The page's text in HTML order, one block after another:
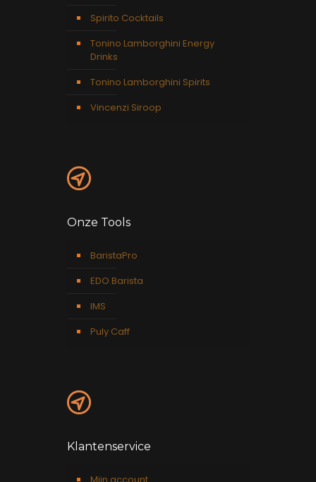
Spirito Cocktails
Tonino Lamborghini Energy
Drinks
Tonino Lamborghini Spirits
Vincenzi Siroop
Onze Tools
BaristaPro
EDO Barista
IMS
Puly Caff
Klantenservice